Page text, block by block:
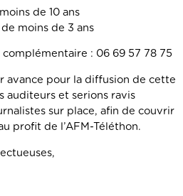
de 10 ans
moins de 3 ans
: 06 69 57 78 75
avance pour la diffusion de cette
auditeurs et serions ravis
sur place, afin de couvrir
profit de l’AFM-Téléthon.